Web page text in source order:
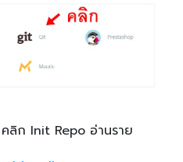
ลิก Init Repo อ่านราย